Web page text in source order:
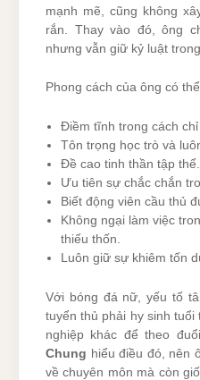
mạnh mẽ, cũng không
rắn. Thay vào đó, ông
nhưng vẫn giữ kỷ luật
Phong cách của ông có
Điềm tĩnh trong cách chỉ
Tôn trọng học trò và
Đề cao tinh thần tập thể.
Ưu tiên sự chắc chắn
Biết động viên cầu thủ
Không ngại làm việc
thiếu thốn.
Luôn giữ sự khiêm tốn
Với bóng đá nữ, yếu tố
tuyển thủ phải hy sinh
nghiệp khác để theo
Chung hiểu điều đó, nên
về chuyên môn mà còn